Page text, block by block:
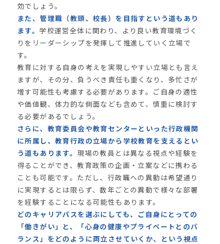
効でしょう。
また、管理職（教頭、校長）を目指すという道もあり
ます。学校運営全体に関わり、より良い教育環境づく
りをリーダーシップを発揮して推進していく立場で
す。
教育に対する自身の考えを実現しやすい立場とも言え
ますが、その分、負うべき責任も重くなり、多忙さが
増す可能性も考慮する必要があります。ご自身の適性
や価値観、体力的な側面なども含めて、慎重に検討す
る必要があるでしょう。
さらに、教育委員会や教育センターといった行政機関
に所属し、教育行政の立場から学校教育を支えるとい
う道もあります。 現場の教員とは異なる視点や経験を
得ることができ、教育政策の企画・立案などに携わる
ことも可能です。ただし、行政職への異動は希望通り
に実現するとは限らず、数年ごとの異動で様々な部署
を経験することになる可能性もあります。
どのキャリアパスを選ぶにしても、ご自身にとっての
「働きがい」と、「心身の健康やプライベートとのバ
ランス」をどのように両立させていくか、という視点